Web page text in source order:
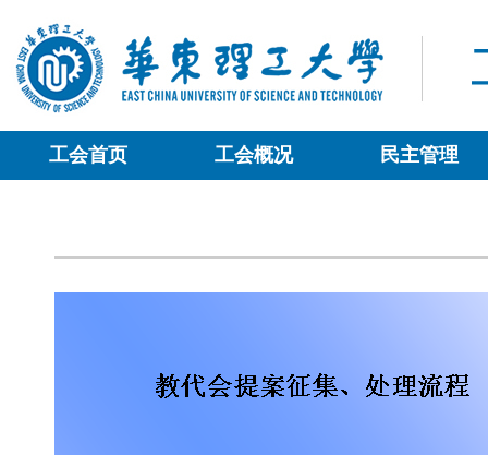
工会首页 工会概况 民主管理